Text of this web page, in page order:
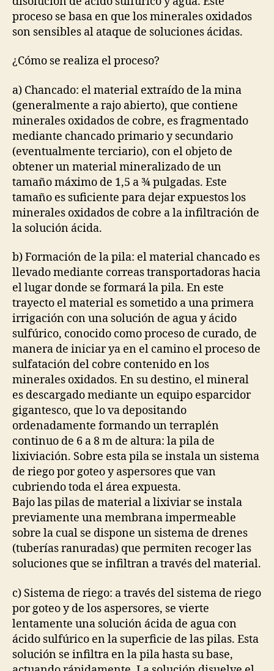
proceso se basa en que los minerales oxidados
son sensibles al ataque de soluciones ácidas.
¿Cómo se realiza el proceso?
a) Chancado: el material extraído de la mina
(generalmente a rajo abierto), que contiene
minerales oxidados de cobre, es fragmentado
mediante chancado primario y secundario
(eventualmente terciario), con el objeto de
obtener un material mineralizado de un
tamaño máximo de 1,5 a ¾ pulgadas. Este
tamaño es suficiente para dejar expuestos los
minerales oxidados de cobre a la infiltración de
la solución ácida.
b) Formación de la pila: el material chancado es
llevado mediante correas transportadoras hacia
el lugar donde se formará la pila. En este
trayecto el material es sometido a una primera
irrigación con una solución de agua y ácido
sulfúrico, conocido como proceso de curado, de
manera de iniciar ya en el camino el proceso de
sulfatación del cobre contenido en los
minerales oxidados. En su destino, el mineral
es descargado mediante un equipo esparcidor
gigantesco, que lo va depositando
ordenadamente formando un terraplén
continuo de 6 a 8 m de altura: la pila de
lixiviación. Sobre esta pila se instala un sistema
de riego por goteo y aspersores que van
cubriendo toda el área expuesta.
Bajo las pilas de material a lixiviar se instala
previamente una membrana impermeable
sobre la cual se dispone un sistema de drenes
(tuberías ranuradas) que permiten recoger las
soluciones que se infiltran a través del material.
c) Sistema de riego: a través del sistema de riego
por goteo y de los aspersores, se vierte
lentamente una solución ácida de agua con
ácido sulfúrico en la superficie de las pilas. Esta
solución se infiltra en la pila hasta su base,